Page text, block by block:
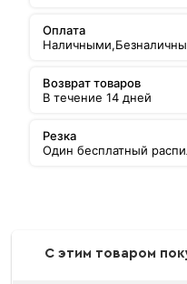
Оплата
Наличными,
Возврат товаров
В течение 14 дней
Резка
Один бесплатный
С этим товаром